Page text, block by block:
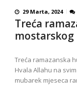
29 Marta, 2024
Treća
mostarskog
Treća ramazanska
Hvala Allahu na
mubarek mjeseca